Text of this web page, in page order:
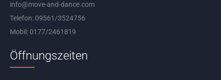
info@move-and-dance.com
Telefon: 09561/3524756
Mobil: 0177/2461819
Öffnungszeiten